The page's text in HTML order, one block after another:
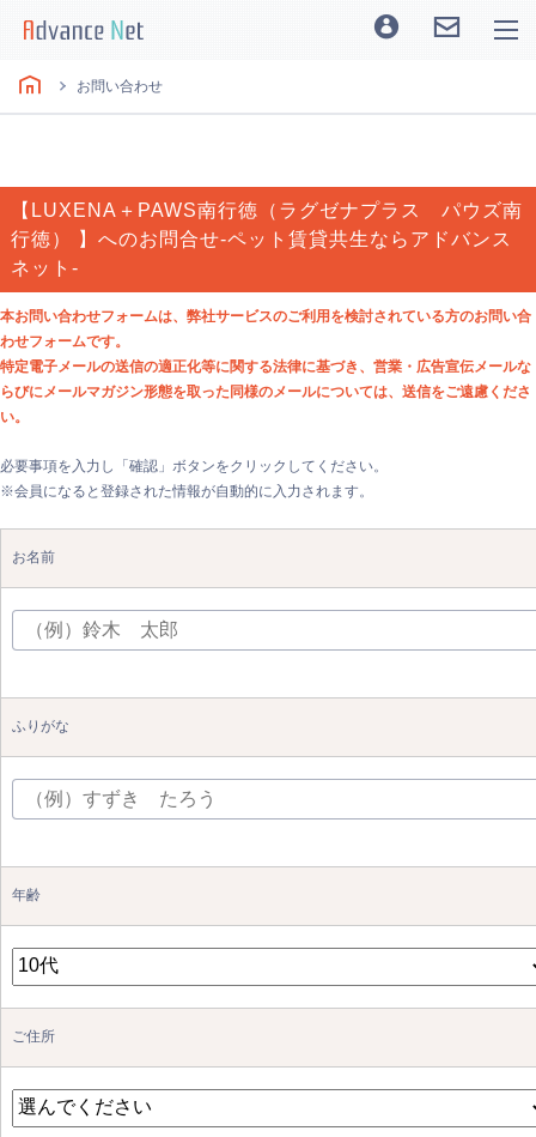
お問い合わせ
【LUXENA＋PAWS南行徳（ラグゼナプラス パウズ南
行徳） 】へのお問合せ-ペット賃貸共生ならアドバンス
ネット-
本お問い合わせフォームは、弊社サービスのご利用を検討されている方のお問い合
わせフォームです。
特定電子メールの送信の適正化等に関する法律に基づき、営業・広告宣伝メールな
らびにメールマガジン形態を取った同様のメールについては、送信をご遠慮くださ
い。
必要事項を入力し「確認」ボタンをクリックしてください。
※会員になると登録された情報が自動的に入力されます。
お名前
ふりがな
年齢
ご住所